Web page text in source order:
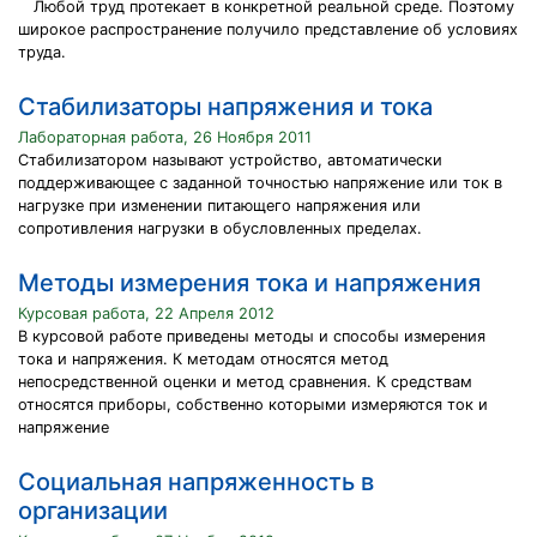
Любой труд протекает в конкретной реальной среде. Поэтому
широкое распространение получило представление об условиях
труда.
Стабилизаторы напряжения и тока
Лабораторная работа, 26 Ноября 2011
Стабилизатором называют устройство, автоматически
поддерживающее с заданной точностью напряжение или ток в
нагрузке при изменении питающего напряжения или
сопротивления нагрузки в обусловленных пределах.
Методы измерения тока и напряжения
Курсовая работа, 22 Апреля 2012
В курсовой работе приведены методы и способы измерения
тока и напряжения. К методам относятся метод
непосредственной оценки и метод сравнения. К средствам
относятся приборы, собственно которыми измеряются ток и
напряжение
Социальная напряженность в
организации